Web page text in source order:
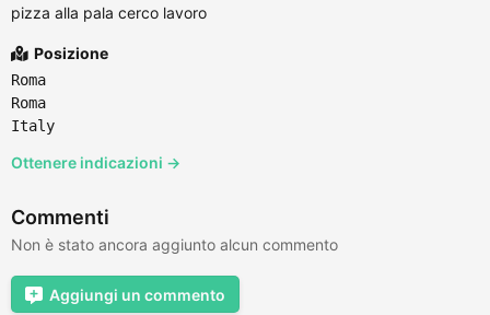
pizza alla pala cerco lavoro
Posizione
Roma
Roma
Italy
Ottenere indicazioni →
Commenti
Non è stato ancora aggiunto alcun commento
Aggiungi un commento